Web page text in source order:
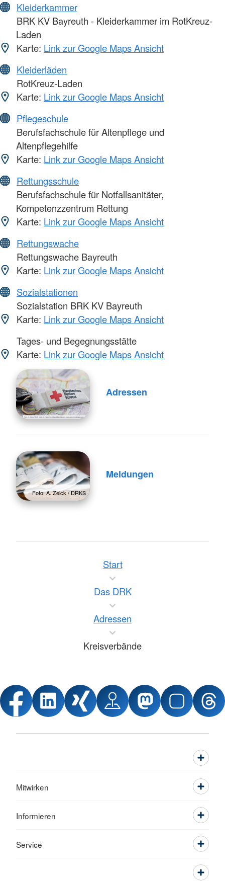
Kleiderkammer
BRK KV Bayreuth - Kleiderkammer im RotKreuz-
Laden
Karte: Link zur Google Maps Ansicht
Kleiderläden
RotKreuz-Laden
Karte: Link zur Google Maps Ansicht
Pflegeschule
Berufsfachschule für Altenpflege und
Altenpflegehilfe
Karte: Link zur Google Maps Ansicht
Rettungsschule
Berufsfachschule für Notfallsanitäter,
Kompetenzzentrum Rettung
Karte: Link zur Google Maps Ansicht
Rettungswache
Rettungswache Bayreuth
Karte: Link zur Google Maps Ansicht
Sozialstationen
Sozialstation BRK KV Bayreuth
Karte: Link zur Google Maps Ansicht
Tages- und Begegnungsstätte
Karte: Link zur Google Maps Ansicht
Adressen
Foto: A. Zelck / DRKS
Meldungen
Start
Das DRK
Adressen
Kreisverbände
Mitwirken
Informieren
Service